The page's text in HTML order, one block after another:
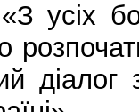
«З усіх